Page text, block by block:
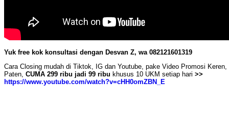
Yuk free kok konsultasi dengan Desvan Z, wa 082121601319
Cara Closing mudah di Tiktok, IG dan Youtube, pake Video Promosi
Paten, CUMA 299 ribu jadi 99 ribu khusus 10 UKM setiap hari >>
https://www.youtube.com/watch?v=cHH0omZBN_E